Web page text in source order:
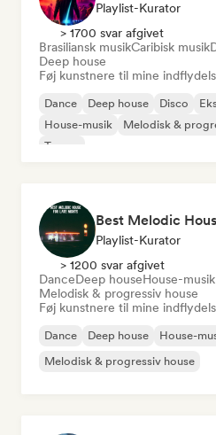
Playlist-Kurator
> 1700 svar afgivet
Brasiliansk musikCaribisk musik
Deep house
Føj kunstnere til mine
Dance Deep house Disco
House-musik
Melodisk &
Trance
Best Melodic
Playlist-Kurator
> 1200 svar afgivet
DanceDeep houseHouse-musik
Melodisk & progressiv house
Føj kunstnere til mine
Dance Deep house
House-
Melodisk & progressiv house